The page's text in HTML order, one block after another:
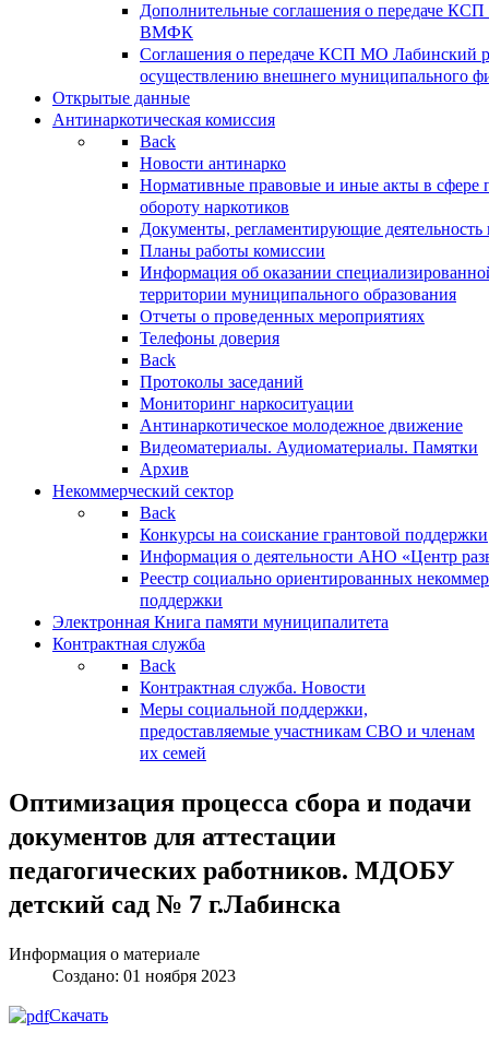
Дополнительные соглашения о передаче
ВМФК
Соглашения о передаче КСП МО Лабинский
осуществлению внешнего муниципального
Открытые данные
Антинаркотическая комиссия
Back
Новости антинарко
Нормативные правовые и иные акты в сфере
обороту наркотиков
Документы, регламентирующие деятельность
Планы работы комиссии
Информация об оказании
территории муниципального образования
Отчеты о проведенных мероприятиях
Телефоны доверия
Back
Протоколы заседаний
Мониторинг наркоситуации
Антинаркотическое молодежное движение
Видеоматериалы. Аудиоматериалы. Памятки
Архив
Некоммерческий сектор
Back
Конкурсы на соискание грантовой поддержки
Информация о деятельности АНО «Центр
Реестр социально ориентированных
поддержки
Электронная Книга памяти муниципалитета
Контрактная служба
Back
Контрактная служба. Новости
Меры социальной поддержки,
предоставляемые участникам СВО и членам
их семей
Оптимизация процесса сбора и подачи
документов для аттестации
педагогических работников. МДОБУ
детский сад № 7 г.Лабинска
Информация о материале
Создано: 01 ноября 2023
Скачать